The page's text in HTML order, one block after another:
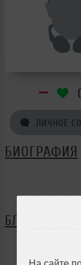
На сайте
ЛИЧНОЕ
БИОГРАФИЯ
БЛОГ